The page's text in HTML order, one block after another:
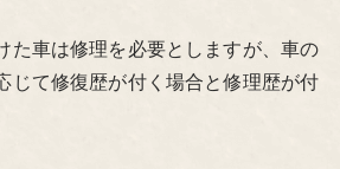
た車は修理を必要としますが、車の
じて修復歴が付く場合と修理歴が付